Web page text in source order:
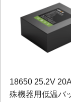
18650 25.2V
殊機器用低温バ